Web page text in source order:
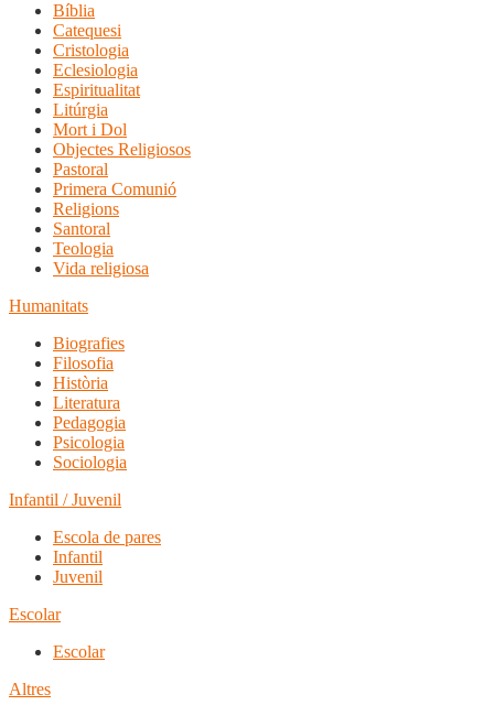
Bíblia
Catequesi
Cristologia
Eclesiologia
Espiritualitat
Litúrgia
Mort i Dol
Objectes Religiosos
Pastoral
Primera Comunió
Religions
Santoral
Teologia
Vida religiosa
Humanitats
Biografies
Filosofia
Història
Literatura
Pedagogia
Psicologia
Sociologia
Infantil / Juvenil
Escola de pares
Infantil
Juvenil
Escolar
Escolar
Altres